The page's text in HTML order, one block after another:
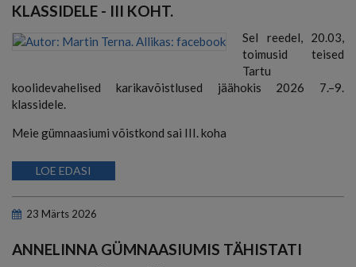
KLASSIDELE - III KOHT.
Sel reedel, 20.03,
toimusid teised
Tartu
koolidevahelised karikavõistlused jäähokis 2026 7.–9.
klassidele.
Meie gümnaasiumi võistkond sai III. koha
LOE EDASI
23 Märts 2026
ANNELINNA GÜMNAASIUMIS TÄHISTATI